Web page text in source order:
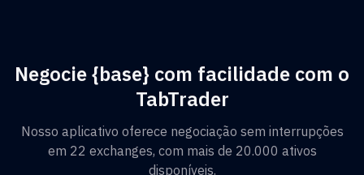
Negocie {base} com facilidade com o
TabTrader
Nosso aplicativo oferece negociação sem interrupções
em 22 exchanges, com mais de 20.000 ativos
disponíveis.